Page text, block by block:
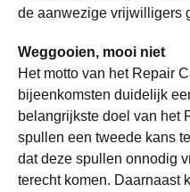
de aanwezige vrijwilligers
Weggooien, mooi niet
Het motto van het Repair
bijeenkomsten duidelijk
belangrijkste doel van het
spullen een tweede kans
dat deze spullen onnodig
terecht komen. Daarnaast